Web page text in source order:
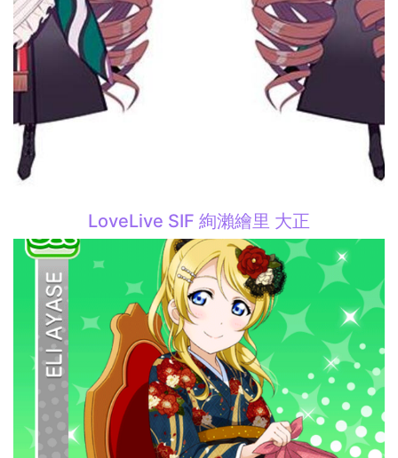
LoveLive SIF 絢瀨繪里 大正